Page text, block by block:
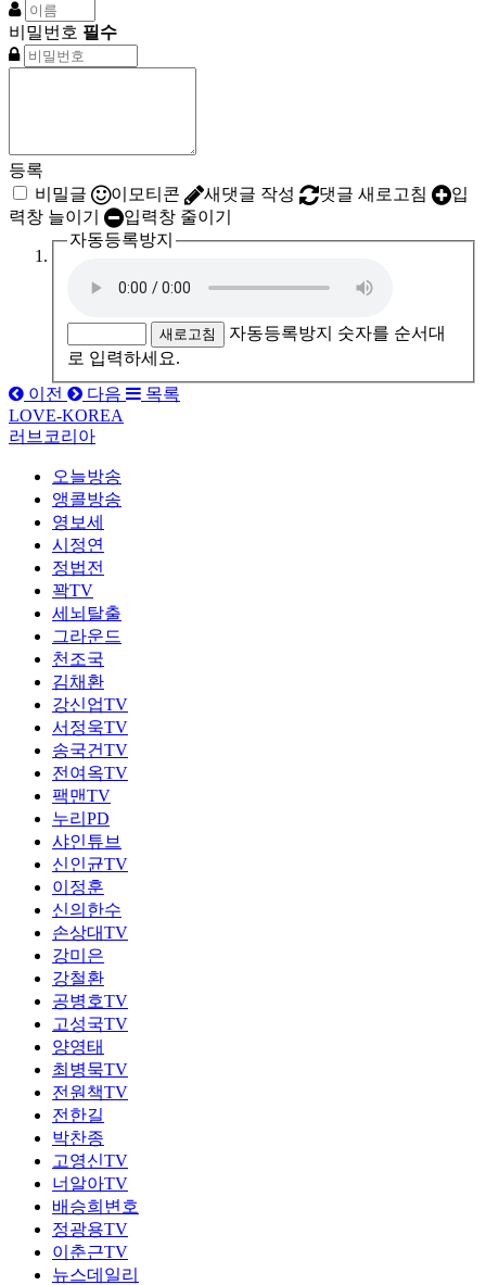
비밀번호 필수
등록
비밀글
이모티콘 새댓글 작성 댓글 새로고침
입
력창 늘이기
입력창 줄이기
자동등록방지
새로고침
자동등록방지 숫자를 순서대
로 입력하세요.
이전
다음
목록
LOVE-KOREA
러브코리아
오늘방송
앵콜방송
영보세
시정연
정법전
꽉TV
세뇌탈출
그라운드
천조국
김채환
강신업TV
서정욱TV
송국건TV
전여옥TV
팩맨TV
누리PD
샤인튜브
신인균TV
이정훈
신의한수
손상대TV
강미은
강철환
공병호TV
고성국TV
양영태
최병묵TV
전원책TV
전한길
박찬종
고영신TV
너알아TV
배승희변호
정광용TV
이춘근TV
뉴스데일리